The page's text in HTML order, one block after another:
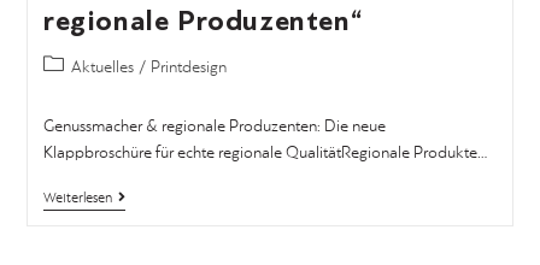
regionale Produzenten“
Aktuelles / Printdesign
Genussmacher & regionale Produzenten: Die neue
Klappbroschüre für echte regionale QualitätRegionale Produkte…
Weiterlesen